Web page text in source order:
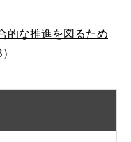
な推進を図るため